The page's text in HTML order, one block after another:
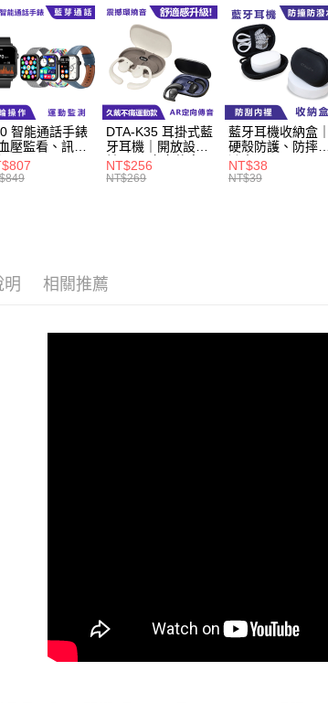
智能通話手錶
壓監看、訊息
DTA-K35 耳掛式藍
牙耳機｜開放設
計、AR定向傳音
NT$256
NT$269
藍牙耳機收納盒｜
硬殼防護、防摔
潑水
NT$38
NT$39
明 相關推薦